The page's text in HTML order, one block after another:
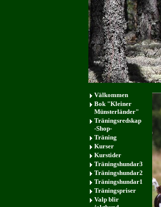
Välkommen
Bok "Kleiner
Münsterländer"
Träningsredskap
-Shop-
Träning
Kurser
Kurstider
Träningshundar3
Träningshundar2
Träningshundar1
Träningspriser
Valp blir